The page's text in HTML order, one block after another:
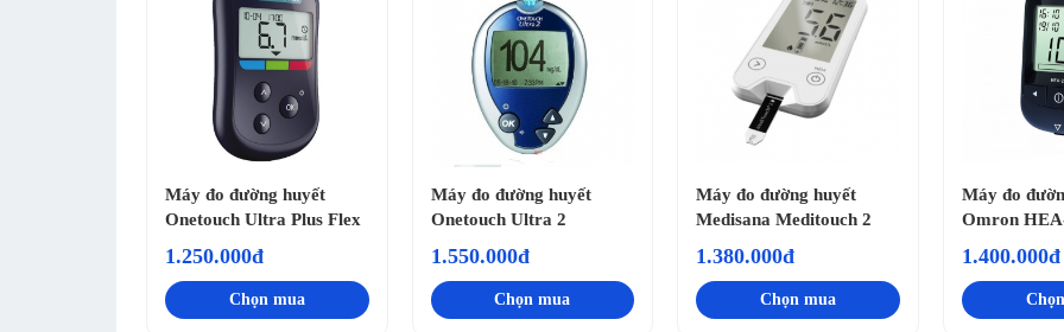
Máy đo đường huyết
Onetouch Ultra Plus Flex
1.250.000đ
Chọn mua
Máy đo đường huyết
Onetouch Ultra 2
1.550.000đ
Chọn mua
Máy đo đường huyết
Medisana Meditouch 2
1.380.000đ
Chọn mua
Máy đo
Omron
1.400.000đ